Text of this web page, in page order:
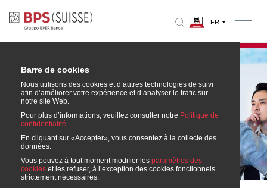
News
Barre de cookies
Nous utilisons des cookies et d’autres technologies de suivi
afin d’améliorer votre expérience et d’analyser le trafic sur
notre site Web.
Pour plus d’informations, veuillez consulter notre Politique de
confidentialité.
En cliquant sur «Accepter», vous consentez à la collecte des
données.
Vous pouvez à tout moment modifier les paramètres des
cookies et les refuser, à l’exception des cookies fonctionnels
strictement nécessaires.